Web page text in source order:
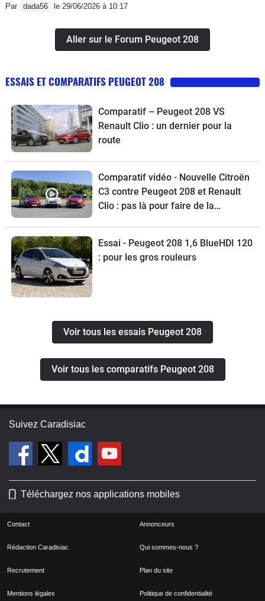
Par dada56 le 29/06/2026 à 10:17
Aller sur le Forum Peugeot 208
ESSAIS ET COMPARATIFS PEUGEOT 208
Comparatif – Peugeot 208 VS
Renault Clio : un dernier pour la
route
Comparatif vidéo - Nouvelle Citroën
C3 contre Peugeot 208 et Renault
Clio : pas là pour faire de la
Essai - Peugeot 208 1,6 BlueHDI 120
: pour les gros rouleurs
Voir tous les essais Peugeot 208
Voir tous les comparatifs Peugeot 208
Suivez Caradisiac
Téléchargez nos applications mobiles
Contact Annonceurs
Rédaction Caradisiac Qui sommes-nous ?
Recrutement Plan du site
Mentions légales Politique de confidentialité